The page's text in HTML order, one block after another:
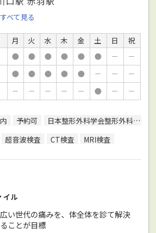
すべて見る
月 火 水 木 金 土 日
祝
● ● ● ● ● ● －
－
● ● ● ● ● － －
－
－ － － － － ● － －
予約可
日本整形外科学会整形外科専門医
超音波検査 CT検査 MRI検査
イル
い世代の痛みを、体全体を診て解決
ことが目標